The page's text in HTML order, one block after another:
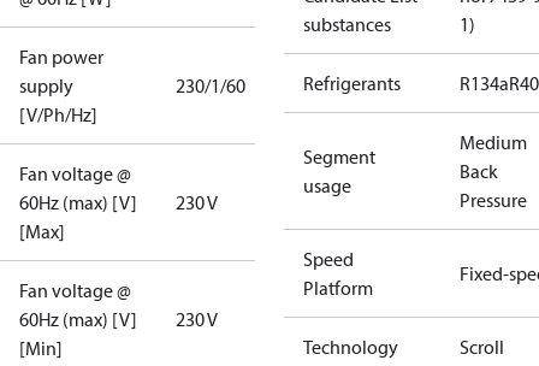
Fan power
supply
[V/Ph/Hz]
230/1/60
Fan voltage @
60Hz (max) [V]
[Max]
230 V
Fan voltage @
60Hz (max) [V]
[Min]
230 V
substances
1)
Refrigerants R134a
Segment
usage
Medium
Back
Pressure
Speed
Platform
Fixed-
Technology Scroll